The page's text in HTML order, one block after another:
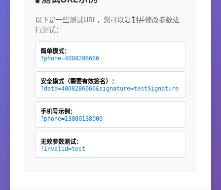
以下是一些测试URL，您可以复制并修改参数进
行测试：
简单模式：
?phone=4008286666
安全模式（需要有效签名）：
?data=4008286666&signature=testSignature
手机号示例：
?phone=13800138000
无效参数测试：
?invalid=test